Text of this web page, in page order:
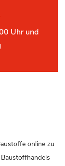
Uhr und
online zu